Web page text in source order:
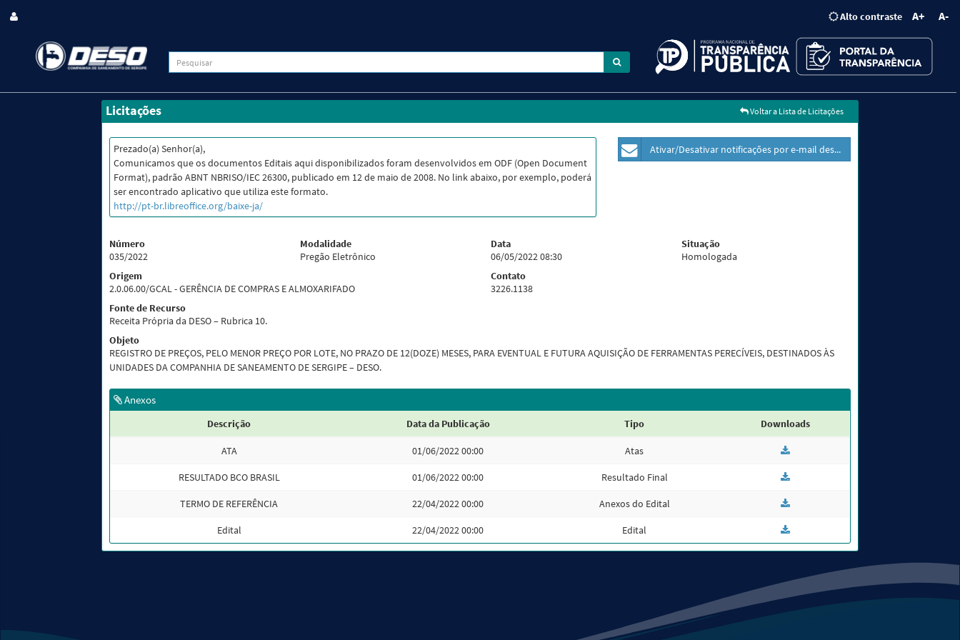
Alto contraste A+ A-
Licitações Voltar a Lista de Licitações
Prezado(a) Senhor(a),
Comunicamos que os documentos Editais aqui disponibilizados foram desenvolvidos em ODF (Open Document
Format), padrão ABNT NBRISO/IEC 26300, publicado em 12 de maio de 2008. No link abaixo, por exemplo, poderá
ser encontrado aplicativo que utiliza este formato.
http://pt-br.libreoffice.org/baixe-ja/
Ativar/Desativar notificações por e-mail dessa licitação
Número
035/2022
Modalidade
Pregão Eletrônico
Data
06/05/2022 08:30
Situação
Homologada
Origem
2.0.06.00/GCAL - GERÊNCIA DE COMPRAS E ALMOXARIFADO
Contato
3226.1138
Fonte de Recurso
Receita Própria da DESO – Rubrica 10.
Objeto
REGISTRO DE PREÇOS, PELO MENOR PREÇO POR LOTE, NO PRAZO DE 12(DOZE) MESES, PARA EVENTUAL E FUTURA AQUISIÇÃO DE FERRAMENTAS PERECÍVEIS, DESTINADOS ÀS
UNIDADES DA COMPANHIA DE SANEAMENTO DE SERGIPE – DESO.
Anexos
Descrição Data da Publicação Tipo Downloads
ATA 01/06/2022 00:00 Atas
RESULTADO BCO BRASIL 01/06/2022 00:00 Resultado Final
TERMO DE REFERÊNCIA 22/04/2022 00:00 Anexos do Edital
Edital 22/04/2022 00:00 Edital